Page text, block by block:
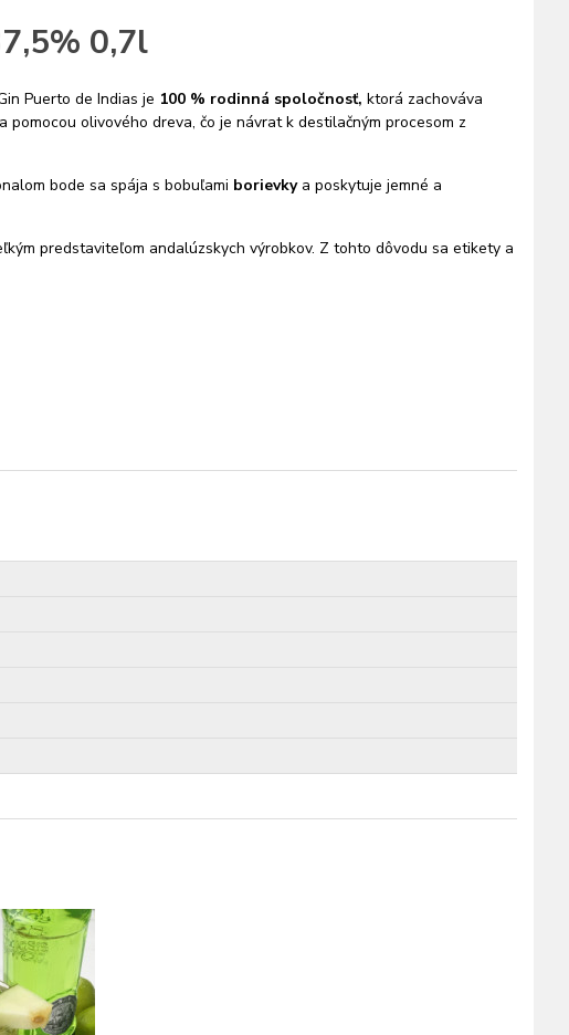
0,7l
Puerto de Indias je 100 % rodinná spoločnosť, ktorá zachováva
olivového dreva, čo je návrat k destilačným procesom z
bode sa spája s bobuľami borievkya poskytuje jemné a
predstaviteľom andalúzskych výrobkov. Z tohto dôvodu sa etikety a